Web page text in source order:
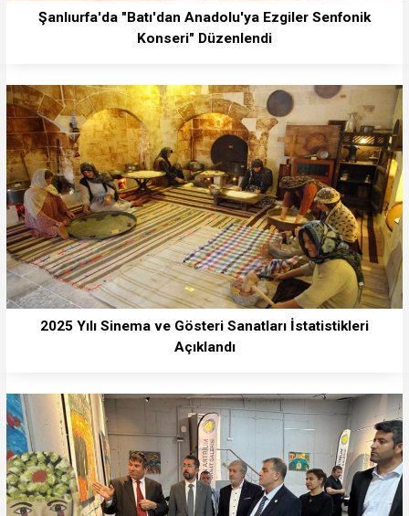
Şanlıurfa'da "Batı'dan Anadolu'ya Ezgiler Senfonik
Konseri" Düzenlendi
2025 Yılı Sinema ve Gösteri Sanatları İstatistikleri
Açıklandı